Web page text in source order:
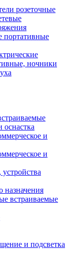
розеточные
портативные
ночники
и
и
назначения
встраиваемые
и подсветка